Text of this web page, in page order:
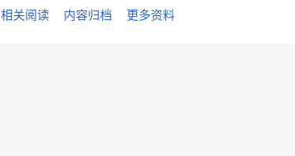
相关阅读 内容归档 更多资料